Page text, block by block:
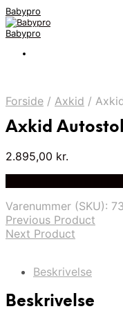
Babypro
Babypro
Forside / Axkid /
Axkid
2.895,00 kr.
Varenummer (SKU):
Previous Product
Next Product
Beskrivelse
Beskrivelse